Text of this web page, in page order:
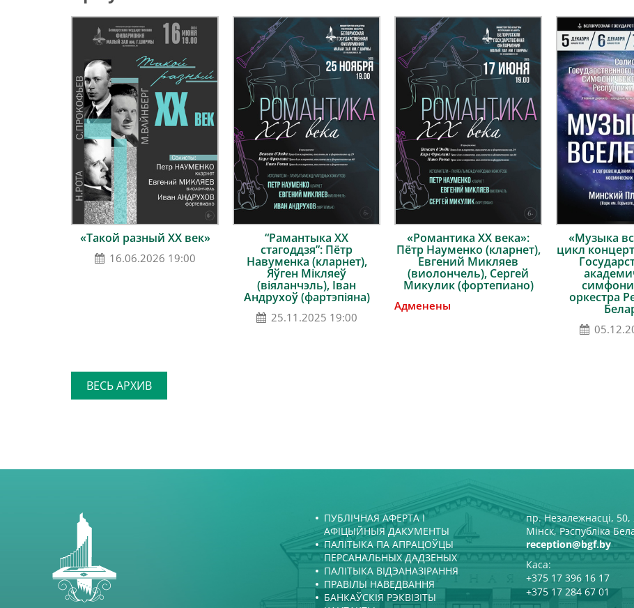
«Такой разный ХХ век»
16.06.2026 19:00
“Рамантыка ХХ
стагоддзя”: Пётр
Навуменка (кларнет),
Яўген Мікляеў
(віяланчэль), Іван
Андрухоў (фартэпіяна)
25.11.2025 19:00
«Романтика ХХ века»:
Пётр Науменко (кларнет),
Евгений Микляев
(виолончель), Сергей
Микулик (фортепиано)
Адменены
«Музыка
цикл
оркестра
ВЕСЬ АРХИВ
ПУБЛІЧНАЯ АФЕРТА І
АФІЦЫЙНЫЯ ДАКУМЕНТЫ
ПАЛІТЫКА ПА АПРАЦОЎЦЫ
ПЕРСАНАЛЬНЫХ ДАДЗЕНЫХ
ПАЛІТЫКА ВІДЭАНАЗІРАННЯ
ПРАВІЛЫ НАВЕДВАННЯ
БАНКАЎСКІЯ РЭКВІЗІТЫ
пр. Незалежнасці, 50,
Мінск, Рэспубліка
reception@bgf.by
Каса:
+375 17 396 16 17
+375 17 284 67 01